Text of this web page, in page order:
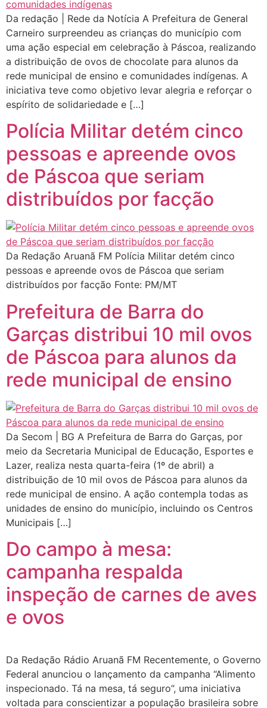
Da redação | Rede da Notícia A Prefeitura de General
Carneiro surpreendeu as crianças do município com
uma ação especial em celebração à Páscoa, realizando
a distribuição de ovos de chocolate para alunos da
rede municipal de ensino e comunidades indígenas. A
iniciativa teve como objetivo levar alegria e reforçar o
espírito de solidariedade e […]
Polícia Militar detém cinco
pessoas e apreende ovos
de Páscoa que seriam
distribuídos por facção
Da Redação Aruanã FM Polícia Militar detém cinco
pessoas e apreende ovos de Páscoa que seriam
distribuídos por facção Fonte: PM/MT
Prefeitura de Barra do
Garças distribui 10 mil ovos
de Páscoa para alunos da
rede municipal de ensino
Da Secom | BG A Prefeitura de Barra do Garças, por
meio da Secretaria Municipal de Educação, Esportes e
Lazer, realiza nesta quarta-feira (1º de abril) a
distribuição de 10 mil ovos de Páscoa para alunos da
rede municipal de ensino. A ação contempla todas as
unidades de ensino do município, incluindo os Centros
Municipais […]
Do campo à mesa:
campanha respalda
inspeção de carnes de aves
e ovos
Da Redação Rádio Aruanã FM Recentemente, o Governo
Federal anunciou o lançamento da campanha “Alimento
inspecionado. Tá na mesa, tá seguro”, uma iniciativa
voltada para conscientizar a população brasileira sobre